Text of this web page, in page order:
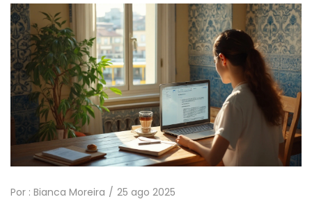
Por : Bianca Moreira 25 ago 2025